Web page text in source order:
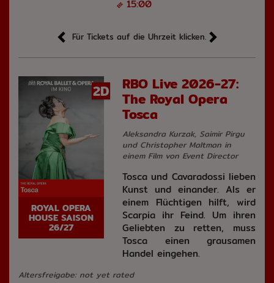
15:00
Für Tickets auf die Uhrzeit klicken.
2D
ROYAL OPERA
HOUSE SAISON
26/27
RBO Live 2026-27:
The Royal Opera
Tosca
Aleksandra Kurzak, Saimir Pirgu
und Christopher Maltman in
einem Film von Event Director
Tosca und Cavaradossi lieben
Kunst und einander. Als er
einem Flüchtigen hilft, wird
Scarpia ihr Feind. Um ihren
Geliebten zu retten, muss
Tosca einen grausamen
Handel eingehen.
Altersfreigabe: not yet rated